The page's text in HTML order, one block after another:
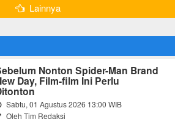
Lainnya
Nonton Spider-Man Brand
Day, Film-film Ini Perlu
Sabtu, 01 Agustus 2026 13:00 WIB
Oleh Tim Redaksi